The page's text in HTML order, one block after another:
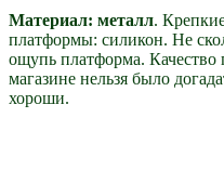
Материал: металл.
платформы: силикон. Не
ощупь платформа. Качество
магазине нельзя было
хороши.